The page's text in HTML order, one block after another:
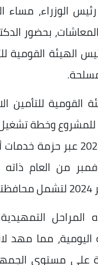
الوزراء، مساء
بحضور
الهيئة القومية
للتأمين
وخطة
بدأ مرحليًا في يوليو
من العام
اليومية، مما مهد